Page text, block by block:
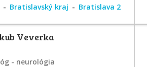
Bratislavský kraj
Bratislava 2
Veverka
- neurológia